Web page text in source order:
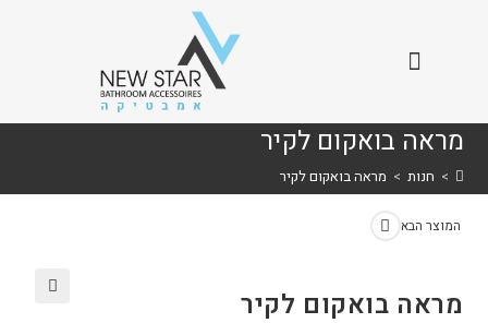
מראה בואקום לקיר
> חנות > מראה בואקום לקיר
המוצר הבא
מראה בואקום לקיר